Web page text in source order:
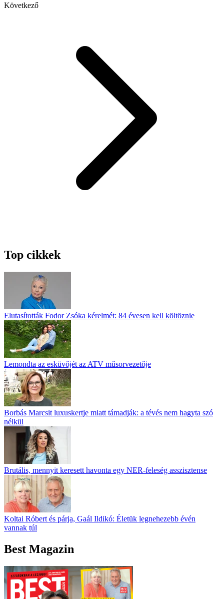
Következő
Top cikkek
Elutasították Fodor Zsóka kérelmét: 84 évesen kell költöznie
Lemondta az esküvőjét az ATV műsorvezetője
Borbás Marcsit luxuskertje miatt támadják: a tévés nem hagyta szó
nélkül
Brutális, mennyit keresett havonta egy NER-feleség asszisztense
Koltai Róbert és párja, Gaál Ildikó: Életük legnehezebb évén
vannak túl
Best Magazin